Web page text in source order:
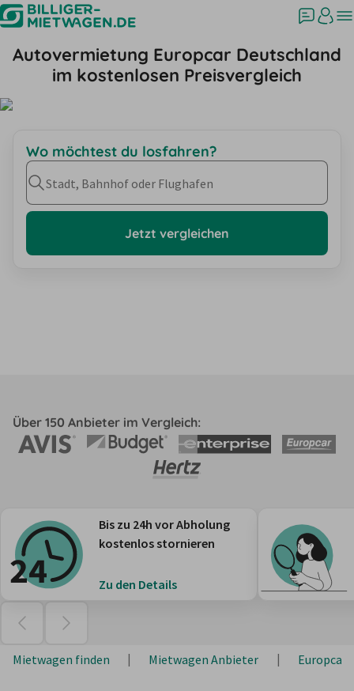
Autovermietung Europcar Deutschland
im kostenlosen Preisvergleich
Wo möchtest du losfahren?
Stadt, Bahnhof oder Flughafen
Jetzt vergleichen
Über 150 Anbieter im Vergleich:
Bis zu 24h vor Abholung
kostenlos stornieren
Zu den Details
Mietwagen finden Mietwagen Anbieter Europcar